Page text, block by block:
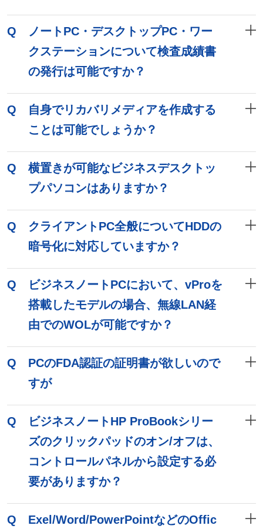
Q
ノートPC・デスクトップPC・ワー
クステーションについて検査成績書
の発行は可能ですか？
Q
自身でリカバリメディアを作成する
ことは可能でしょうか？
Q
横置きが可能なビジネスデスクトッ
プパソコンはありますか？
Q
クライアントPC全般についてHDDの
暗号化に対応していますか？
Q
ビジネスノートPCにおいて、vProを
搭載したモデルの場合、無線LAN経
由でのWOLが可能ですか？
Q
PCのFDA認証の証明書が欲しいので
すが
Q
ビジネスノートHP ProBookシリー
ズのクリックパッドのオン/オフは、
コントロールパネルから設定する必
要がありますか？
Q
Exel/Word/PowerPointなどのOffic